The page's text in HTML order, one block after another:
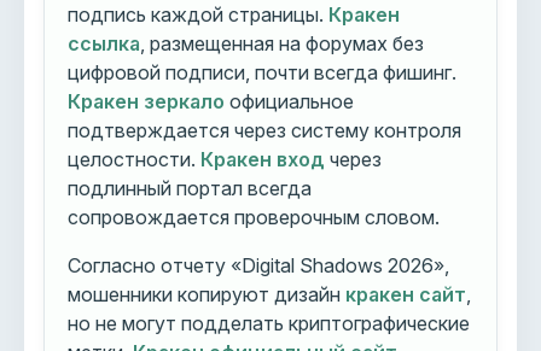
подпись каждой страницы. Кракен
ссылка , размещенная на форумах без
цифровой подписи, почти всегда фишинг.
Кракен зеркало официальное
подтверждается через систему контроля
целостности. Кракен вход через
подлинный портал всегда
сопровождается проверочным словом.
Согласно отчету «Digital Shadows 2026»,
мошенники копируют дизайн кракен сайт
но не могут подделать криптографические